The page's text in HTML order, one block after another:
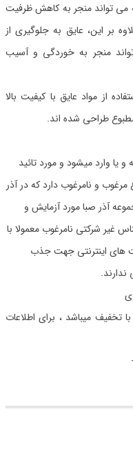
می تواند منجر به کاهش ظرفیت
بر این، عایق به جلوگیری از
منجر به خوردگی و آسیب
از مواد عایق با کیفیت بالا
طراحی شده اند.
وارد میشود و مورد تائید
و نامرغوب دارد که در آذر
آذر صبا مورد آزمایش و
غیر شرکتی نامرغوب معمولا با
های اینترنتی جهت جذب
تخفیف میباشد ، برای اطلاعات